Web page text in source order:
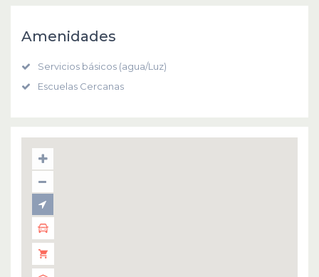
Amenidades
Servicios básicos (agua/Luz)
Escuelas Cercanas